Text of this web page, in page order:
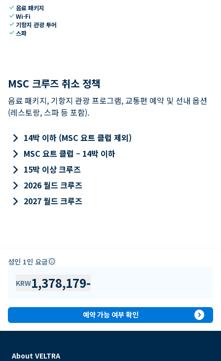
check 음료 패키지
checkWi-Fi
check 기항지 관광 투어
check 스파
MSC 크루즈 취소 정책
음료 패키지, 기항지 관광 프로그램, 교통편 예약 및 선내 옵션
(레스토랑, 스파 등 포함).
keyboard_arrow_right 14박 이하 (MSC 요트 클럽 제외)
keyboard_arrow_right MSC 요트 클럽 – 14박 이하
keyboard_arrow_right 15박 이상 크루즈
keyboard_arrow_right 2026 월드 크루즈
keyboard_arrow_right 2027 월드 크루즈
성인 1인 요금info
KRW1,378,179-
예약 가능 여부 확인 expand_circle_right
About VELTRA